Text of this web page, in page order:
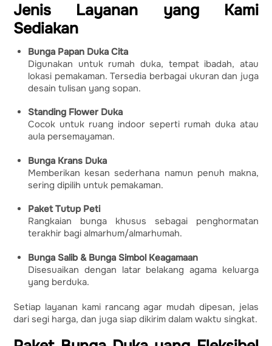
Jenis Layanan yang Kami
Sediakan
Bunga Papan Duka Cita
Digunakan untuk rumah duka, tempat ibadah, atau
lokasi pemakaman. Tersedia berbagai ukuran dan juga
desain tulisan yang sopan.
Standing Flower Duka
Cocok untuk ruang indoor seperti rumah duka atau
aula persemayaman.
Bunga Krans Duka
Memberikan kesan sederhana namun penuh makna,
sering dipilih untuk pemakaman.
Paket Tutup Peti
Rangkaian bunga khusus sebagai penghormatan
terakhir bagi almarhum/almarhumah.
Bunga Salib & Bunga Simbol Keagamaan
Disesuaikan dengan latar belakang agama keluarga
yang berduka.
Setiap layanan kami rancang agar mudah dipesan, jelas
dari segi harga, dan juga siap dikirim dalam waktu singkat.